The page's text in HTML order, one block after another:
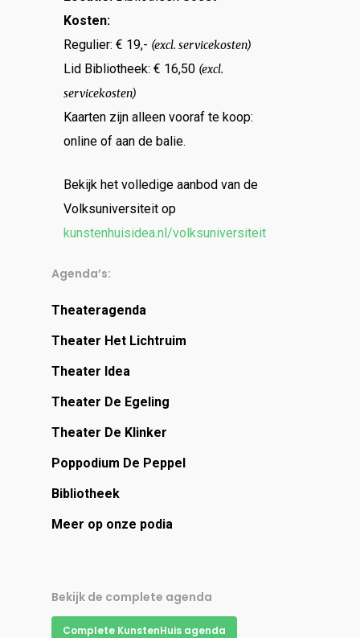
Kosten:
Regulier: € 19,- (excl. servicekosten)
Lid Bibliotheek: € 16,50 (excl.
servicekosten)
Kaarten zijn alleen vooraf te koop:
online of aan de balie.
Bekijk het volledige aanbod van de
Volksuniversiteit op
kunstenhuisidea.nl/volksuniversiteit
Agenda’s:
Theateragenda
Theater Het Lichtruim
Theater Idea
Theater De Egeling
Theater De Klinker
Poppodium De Peppel
Bibliotheek
Meer op onze podia
Bekijk de complete agenda
Complete KunstenHuis agenda